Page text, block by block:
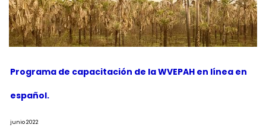
Programa de capacitación de la WVEPAH en línea en
español.
junio 2022